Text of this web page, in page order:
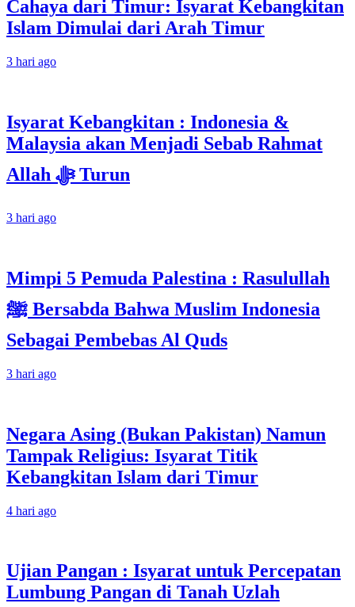
Cahaya dari Timur: Isyarat Kebangkitan
Islam Dimulai dari Arah Timur
3 hari ago
Isyarat Kebangkitan : Indonesia &
Malaysia akan Menjadi Sebab Rahmat
Allah ﷻ Turun
3 hari ago
Mimpi 5 Pemuda Palestina : Rasulullah
ﷺ Bersabda Bahwa Muslim Indonesia
Sebagai Pembebas Al Quds
3 hari ago
Negara Asing (Bukan Pakistan) Namun
Tampak Religius: Isyarat Titik
Kebangkitan Islam dari Timur
4 hari ago
Ujian Pangan : Isyarat untuk Percepatan
Lumbung Pangan di Tanah Uzlah